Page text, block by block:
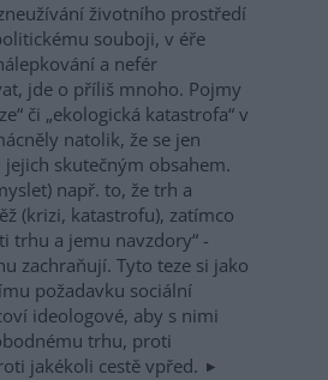
životního prostředí
souboji, v éře
a nefér
jde o příliš mnoho. Pojmy
či „ekologická katastrofa“ v
natolik, že se jen
skutečným obsahem.
např. to, že trh a
(krizi, katastrofu), zatímco
trhu a jemu navzdory“ -
zachraňují. Tyto teze si jako
požadavku sociální
ideologové, aby s nimi
trhu, proti
jakékoli cestě vpřed.